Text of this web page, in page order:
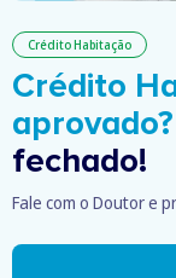
Crédito Habitação
Crédito
aprovado?
fechado!
Fale com o Doutor e